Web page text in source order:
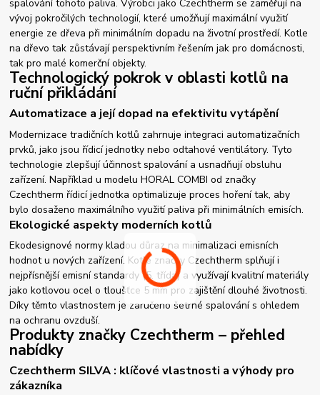
spalování tohoto paliva. Výrobci jako Czechtherm se zaměřují na
vývoj pokročilých technologií, které umožňují maximální využití
energie ze dřeva při minimálním dopadu na životní prostředí. Kotle
na dřevo tak zůstávají perspektivním řešením jak pro domácnosti,
tak pro malé komerční objekty.
Technologický pokrok v oblasti kotlů na
ruční přikládání
Automatizace a její dopad na efektivitu vytápění
Modernizace tradičních kotlů zahrnuje integraci automatizačních
prvků, jako jsou řídicí jednotky nebo odtahové ventilátory. Tyto
technologie zlepšují účinnost spalování a usnadňují obsluhu
zařízení. Například u modelu HORAL COMBI od značky
Czechtherm řídicí jednotka optimalizuje proces hoření tak, aby
bylo dosaženo maximálního využití paliva při minimálních emisích.
Ekologické aspekty moderních kotlů
Ekodesignové normy kladou důraz na minimalizaci emisních
hodnot u nových zařízení. Kotle značky Czechtherm splňují i
nejpřísnější emisní standardy (5. třída) a využívají kvalitní materiály
jako kotlovou ocel o tloušťce 5 mm pro zajištění dlouhé životnosti.
Díky těmto vlastnostem je zaručeno šetrné spalování s ohledem
na ochranu ovzduší.
Produkty značky Czechtherm – přehled
nabídky
Czechtherm SILVA : klíčové vlastnosti a výhody pro
zákazníka